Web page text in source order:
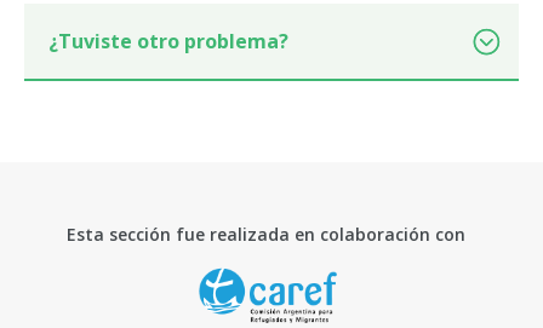
¿Tuviste otro problema?
Esta sección fue realizada en colaboración con